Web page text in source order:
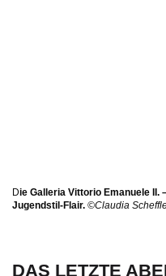
Die Galleria Vittorio Emanuele
Jugendstil-Flair. ©Claudia
DAS LETZTE